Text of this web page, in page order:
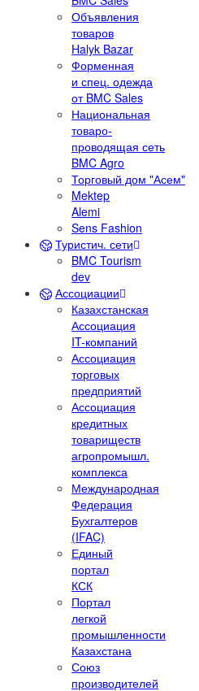
Объявления
товаров
Halyk Bazar
Форменная
и спец. одежда
от BMC Sales
Национальная
товаро-
проводящая сеть
BMC Agro
Торговый дом "Асем"
Mektep
Alemi
Sens Fashion
Туристич. сети
BMC Tourism
dev
Ассоциации
Казахстанская
Ассоциация
IT-компаний
Ассоциация
торговых
предприятий
Ассоциация
кредитных
товариществ
агропромышл.
комплекса
Международная
Федерация
Бухгалтеров
(IFAC)
Единый
портал
КСК
Портал
легкой
промышленности
Казахстана
Союз
производителей